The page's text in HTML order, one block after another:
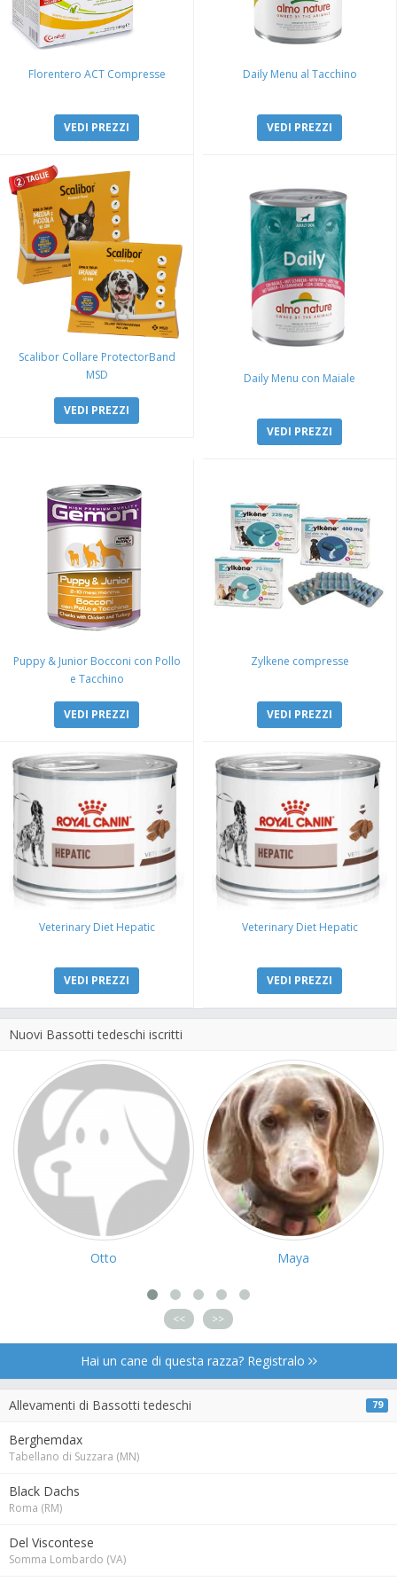
Florentero ACT Compresse
VEDI PREZZI
Daily Menu al Tacchino
VEDI PREZZI
Scalibor Collare ProtectorBand
MSD
VEDI PREZZI
Daily Menu con Maiale
VEDI PREZZI
Puppy & Junior Bocconi con Pollo
e Tacchino
VEDI PREZZI
Zylkene compresse
VEDI PREZZI
Veterinary Diet Hepatic
VEDI PREZZI
Veterinary Diet Hepatic
VEDI PREZZI
Nuovi Bassotti tedeschi iscritti
Otto Maya
<< >>
Hai un cane di questa razza? Registralo
Allevamenti di Bassotti tedeschi 79
Berghemdax
Tabellano di Suzzara (MN)
Black Dachs
Roma (RM)
Del Viscontese
Somma Lombardo (VA)